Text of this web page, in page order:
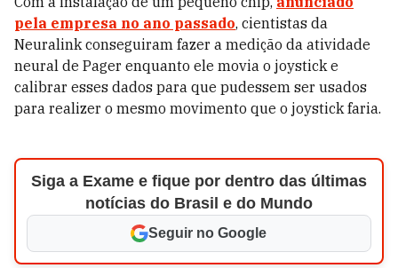
pela empresa no ano passado, cientistas da
Neuralink conseguiram fazer a medição da atividade
neural de Pager enquanto ele movia o joystick e
calibrar esses dados para que pudessem ser usados
para realizer o mesmo movimento que o joystick faria.
Siga a Exame e fique por dentro das últimas
notícias do Brasil e do Mundo
Seguir no Google